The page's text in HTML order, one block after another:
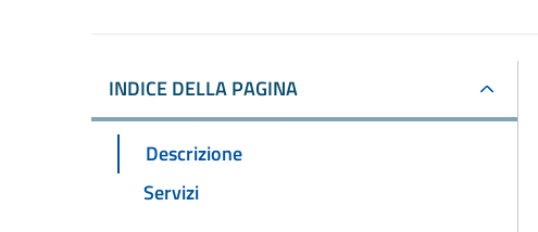
INDICE DELLA PAGINA
Descrizione
Servizi